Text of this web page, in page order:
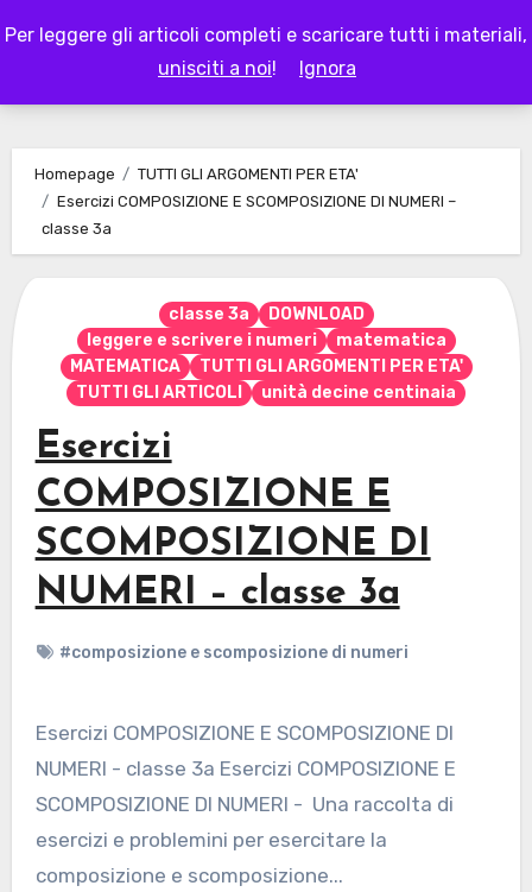
Per leggere gli articoli completi e scaricare tutti i materiali,
unisciti a noi! Ignora
to
LAPAPPADOLCE
Homepage
TUTTI GLI ARGOMENTI PER ETA'
Esercizi COMPOSIZIONE E SCOMPOSIZIONE DI NUMERI –
classe 3a
classe 3a
DOWNLOAD
leggere e scrivere i numeri
matematica
MATEMATICA
TUTTI GLI ARGOMENTI PER ETA'
TUTTI GLI ARTICOLI
unità decine centinaia
Esercizi
COMPOSIZIONE E
SCOMPOSIZIONE DI
NUMERI – classe 3a
#composizione e scomposizione di numeri
Esercizi COMPOSIZIONE E SCOMPOSIZIONE DI
NUMERI - classe 3a Esercizi COMPOSIZIONE E
SCOMPOSIZIONE DI NUMERI - Una raccolta di
esercizi e problemini per esercitare la
composizione e scomposizione...